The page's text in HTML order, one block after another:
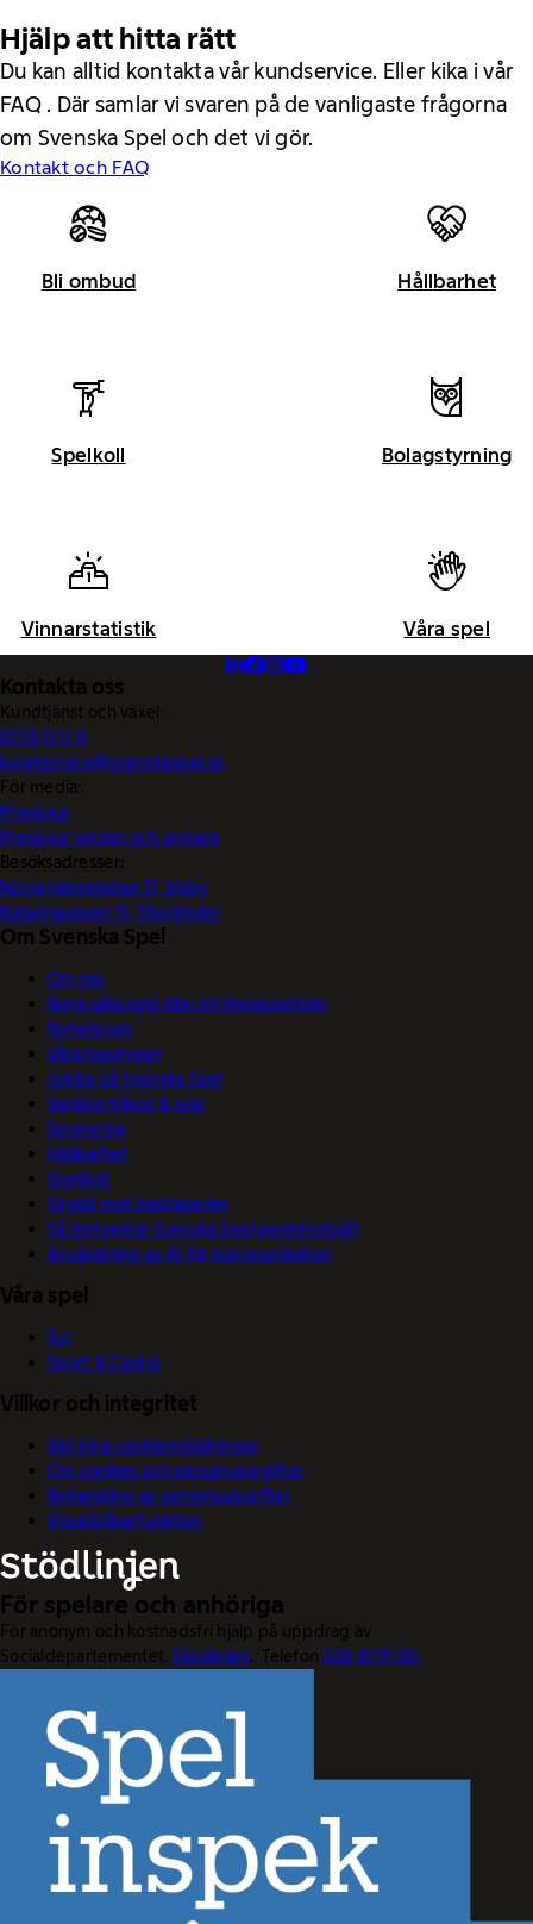
Hjälp att hitta rätt
Du kan alltid kontakta vår kundservice. Eller kika i vår
FAQ . Där samlar vi svaren på de vanligaste frågorna
om Svenska Spel och det vi gör.
Kontakt och FAQ
Bli ombud Hållbarhet
Spelkoll Bolagstyrning
Vinnarstatistik Våra spel
Kontakta oss
Kundtjänst och växel:
0770-11 11 11
kundservice@svenskaspel.se
För media:
Pressjour
Pressjour vinster och vinnare
Besöksadresser:
Norra Hansegatan 17, Visby
Katarinavägen 15, Stockholm
Om Svenska Spel
Om oss
Börja sälja spel eller bli Vegaspartner
Nyhetsrum
Våra logotyper
Jobba på Svenska Spel
Vanliga frågor & svar
Sponsring
Hållbarhet
Spelkoll
Skydd mot bedrägerier
Så motverkar Svenska Spel penningtvätt
Användning av AI för kommunikation
Våra spel
Tur
Sport & Casino
Villkor och integritet
Välj dina cookieinställningar
Om cookies och personuppgifter
Behandling av personuppgifter
Visselblåsarfunktion
För spelare och anhöriga
För anonym och kostnadsfri hjälp på uppdrag av
Socialdepartementet. Stödlinjen. Telefon020-81 91 00.